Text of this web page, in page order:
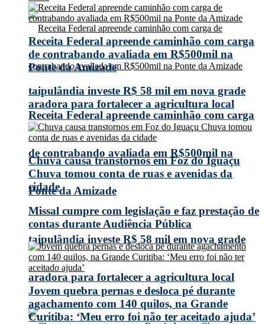
Receita Federal apreende caminhão com carga
de contrabando avaliada em R$500mil na
Ponte da Amizade
taipulândia investe R$ 58 mil em nova grade
aradora para fortalecer a agricultura local
Receita Federal apreende caminhão com carga
de contrabando avaliada em R$500mil na
Ponte da Amizade
taipulândia investe R$ 58 mil em nova grade
aradora para fortalecer a agricultura local
Chuva causa transtornos em Foz do Iguaçu
Chuva tomou conta de ruas e avenidas da
cidade
Missal cumpre com legislação e faz prestação de
contas durante Audiência Pública
Jovem quebra pernas e desloca pé durante
agachamento com 140 quilos, na Grande
Curitiba: ‘Meu erro foi não ter aceitado ajuda’